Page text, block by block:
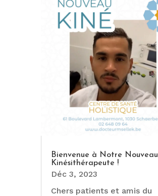
Bienvenue à Notre Nouveau
Kinésithérapeute !
Déc 3, 2023
Chers patients et amis du